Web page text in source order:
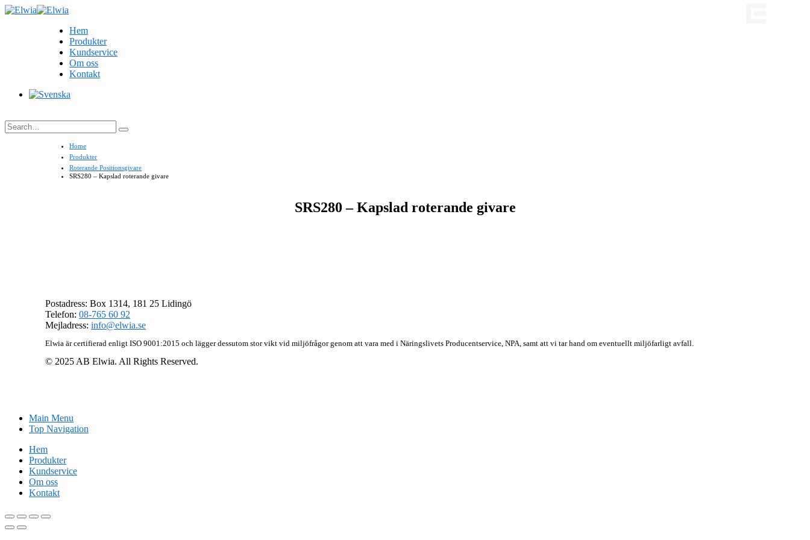
Hem
Produkter
Kundservice
Om oss
Kontakt
Home
Produkter
Roterande Positionsgivare
SRS280 – Kapslad roterande givare
SRS280 – Kapslad roterande givare
Postadress: Box 1314, 181 25 Lidingö
Telefon:08-765 60 92
Mejladress:info@elwia.se
Elwia är certifierad enligt ISO 9001:2015 och lägger dessutom stor vikt vid miljöfrågor genom att vara med i Näringslivets Producentservice, NPA, samt att vi tar hand om eventuellt miljöfarligt avfall.
© 2025 AB Elwia. All Rights Reserved.
Main Menu
Top Navigation
Hem
Produkter
Kundservice
Om oss
Kontakt